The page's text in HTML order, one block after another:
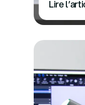
Lire